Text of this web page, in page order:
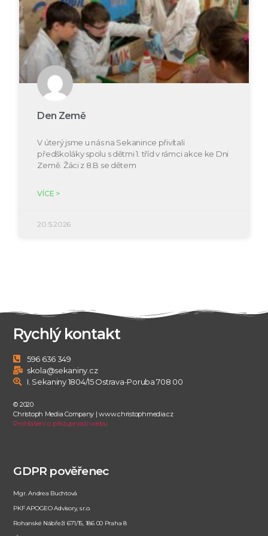
Den Země
V úterý jsme u nás na Sekanince přivítali
předškoláky spolu s dětmi 1. tříd v rámci akce ke Dni
Země. Žáci z 8.B se dětem
VÍCE >
20.5.2026
Rychlý kontakt
596 636 349
skola@sekaniny.cz
I. Sekaniny 1804/15 Ostrava-Poruba 708 00
© 2020
Christoph Media Company | www.christophmedia.cz
Prohlášení o přístupnosti webu
GDPR pověřenec
Mgr. Andrea Buchtová
PKF APOGEO Advisory, s.r.o.
Rohanské Nábřeží 671/15, 186 00 Praha 8